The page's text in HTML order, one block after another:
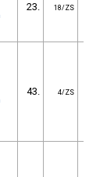
23. 18/ZS
43. 4/ZS